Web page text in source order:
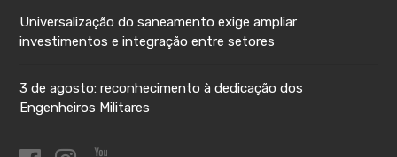
Universalização do saneamento exige ampliar
investimentos e integração entre setores
3 de agosto: reconhecimento à dedicação dos
Engenheiros Militares